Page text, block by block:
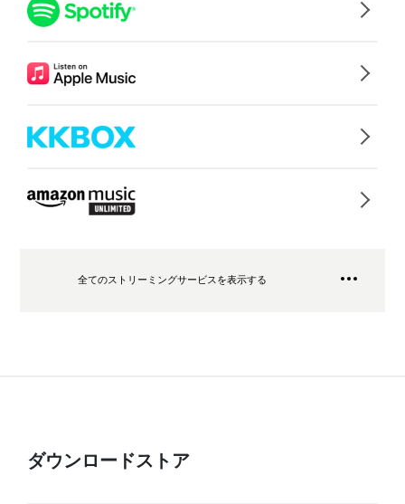
全てのストリーミングサービスを表示する
ダウンロードストア